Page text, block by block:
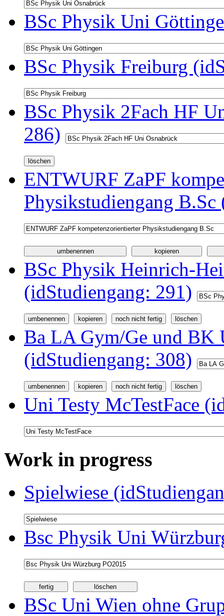
BSc Physik Uni
BSc Physik Freiburg
BSc Physik 2Fach HF
286)
ENTWURF ZaPF
Physikstudiengang
BSc Physik Heinrich-
(idStudiengang: 291)
Ba LA Gym/Ge und BK
(idStudiengang: 308)
Uni Testy McTestFace
Work in progress
Spielwiese
Bsc Physik Uni
BSc Uni Wien ohne